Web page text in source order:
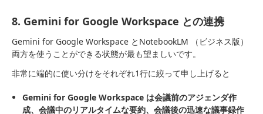
8. Gemini for Google Workspace との連携
Gemini for Google Workspace とNotebookLM （ビジネス版）
両方を使うことができる状態が最も望ましいです。
非常に端的に使い分けをそれぞれ1行に絞って申し上げると
Gemini for Google Workspace は会議前のアジェンダ作
成、会議中のリアルタイムな要約、会議後の迅速な議事録作